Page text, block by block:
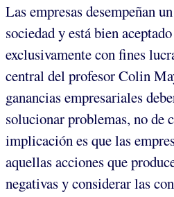
Las empresas desempeñan
sociedad y está bien
exclusivamente con fines
central del profesor Colin
ganancias empresariales
solucionar problemas, no de
implicación es que las
aquellas acciones que
negativas y considerar las